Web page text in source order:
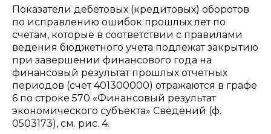
Показатели дебетовых (кредитовых) оборотов
по исправлению ошибок прошлых лет по
счетам, которые в соответствии с правилами
ведения бюджетного учета подлежат закрытию
при завершении финансового года на
финансовый результат прошлых отчетных
периодов (счет 401300000) отражаются в графе
6 по строке 570 «Финансовый результат
экономического субъекта» Сведений (ф.
0503173), см. рис. 4.